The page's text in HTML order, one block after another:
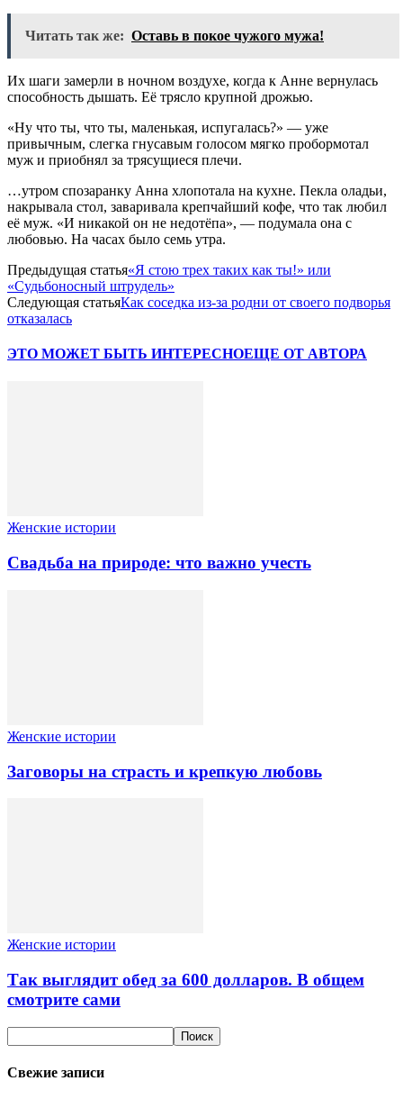
Читать так же: Оставь в покое чужого мужа!
Их шаги замерли в ночном воздухе, когда к Анне вернулась
способность дышать. Её трясло крупной дрожью.
«Ну что ты, что ты, маленькая, испугалась?» — уже
привычным, слегка гнусавым голосом мягко пробормотал
муж и приобнял за трясущиеся плечи.
…утром спозаранку Анна хлопотала на кухне. Пекла оладьи,
накрывала стол, заваривала крепчайший кофе, что так любил
её муж. «И никакой он не недотёпа», — подумала она с
любовью. На часах было семь утра.
Предыдущая статья«Я стою трех таких как ты!» или
«Судьбоносный штрудель»
Следующая статьяКак соседка из-за родни от своего подворья
отказалась
ЭТО МОЖЕТ БЫТЬ ИНТЕРЕСНОЕЩЕ ОТ АВТОРА
Женские истории
Свадьба на природе: что важно учесть
Женские истории
Заговоры на страсть и крепкую любовь
Женские истории
Так выглядит обед за 600 долларов. В общем
смотрите сами
Свежие записи